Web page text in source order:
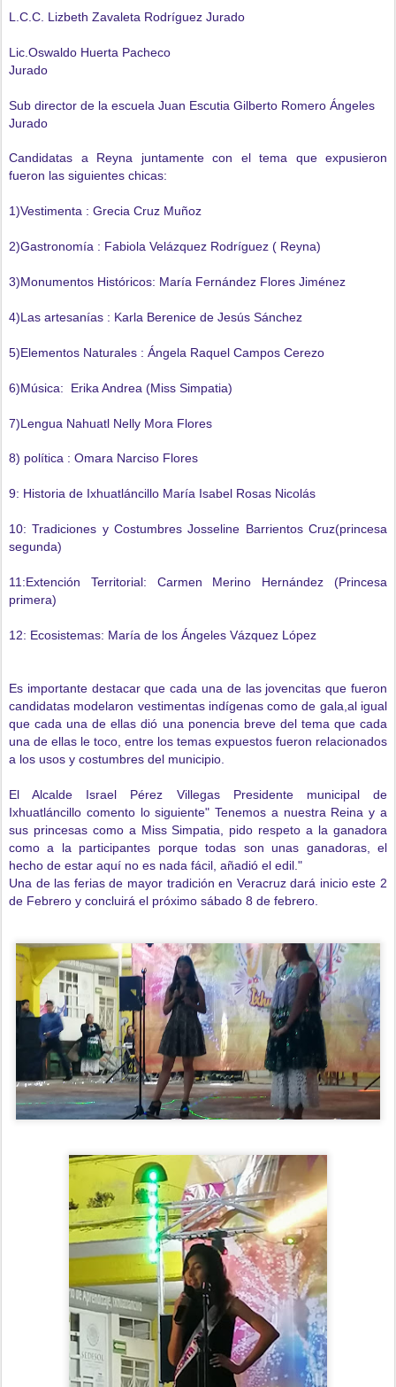
L.C.C. Lizbeth Zavaleta Rodríguez Jurado
Lic.Oswaldo Huerta Pacheco
Jurado
Sub director de la escuela Juan Escutia Gilberto Romero Ángeles
Jurado
Candidatas a Reyna juntamente con el tema que expusieron
fueron las siguientes chicas:
1)Vestimenta : Grecia Cruz Muñoz
2)Gastronomía : Fabiola Velázquez Rodríguez ( Reyna)
3)Monumentos Históricos: María Fernández Flores Jiménez
4)Las artesanías : Karla Berenice de Jesús Sánchez
5)Elementos Naturales : Ángela Raquel Campos Cerezo
6)Música: Erika Andrea (Miss Simpatia)
7)Lengua Nahuatl Nelly Mora Flores
8) política : Omara Narciso Flores
9: Historia de Ixhuatláncillo María Isabel Rosas Nicolás
10: Tradiciones y Costumbres Josseline Barrientos Cruz(princesa
segunda)
11:Extención Territorial: Carmen Merino Hernández (Princesa
primera)
12: Ecosistemas: María de los Ángeles Vázquez López
Es importante destacar que cada una de las jovencitas que fueron
candidatas modelaron vestimentas indígenas como de gala,al igual
que cada una de ellas dió una ponencia breve del tema que cada
una de ellas le toco, entre los temas expuestos fueron relacionados
a los usos y costumbres del municipio.
El Alcalde Israel Pérez Villegas Presidente municipal de
Ixhuatláncillo comento lo siguiente" Tenemos a nuestra Reina y a
sus princesas como a Miss Simpatia, pido respeto a la ganadora
como a la participantes porque todas son unas ganadoras, el
hecho de estar aquí no es nada fácil, añadió el edil."
Una de las ferias de mayor tradición en Veracruz dará inicio este 2
de Febrero y concluirá el próximo sábado 8 de febrero.